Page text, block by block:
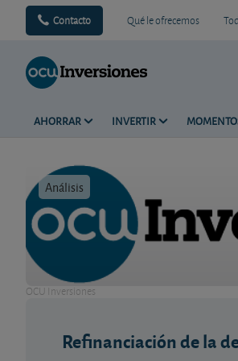
Contacto Qué le ofrecemos
AHORRAR INVERTIR
Análisis
OCU Inversiones
Refinanciación de la